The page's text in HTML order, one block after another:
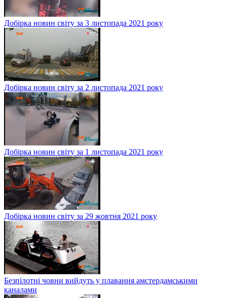
Добірка новин світу за 3 листопада 2021 року
Добірка новин світу за 2 листопада 2021 року
Добірка новин світу за 1 листопада 2021 року
Добірка новин світу за 29 жовтня 2021 року
Безпілотні човни вийдуть у плавання амстердамськими
каналами